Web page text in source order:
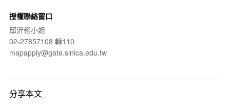
授權聯絡窗口
邱沂翎小姐
02-27857108 轉110
mapapply@gate.sinica.edu.tw
分享本文